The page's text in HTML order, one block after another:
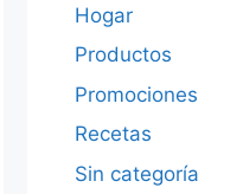
Hogar
Productos
Promociones
Recetas
Sin categoría